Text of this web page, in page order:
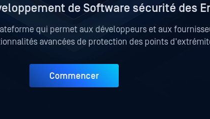
de Software sécurité des
qui permet aux développeurs et aux
avancées de protection des points
Commencer